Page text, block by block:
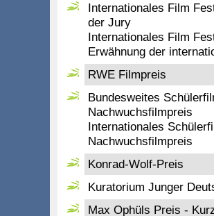
Internationales Film
der Jury
Internationales Film
Erwähnung der
RWE Filmpreis
Bundesweites
Nachwuchsfilmpreis
Internationales
Nachwuchsfilmpreis
Konrad-Wolf-Preis
Kuratorium Junger
Max Ophüls Preis -